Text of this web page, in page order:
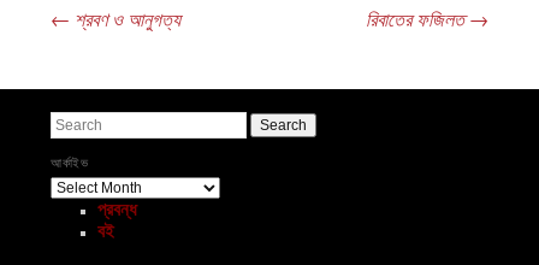
Post navigation
← শ্রবণ ও আনুগত্য রিবাতের ফজিলত→
Search
আর্কাইভ
আর্কাইভ
প্রবন্ধ
বই